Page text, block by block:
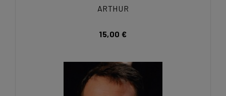
ARTHUR
15,00 €